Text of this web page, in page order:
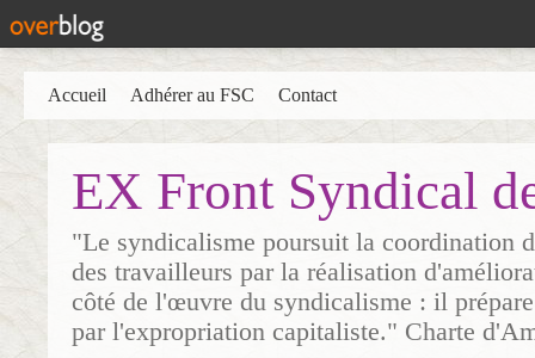
EX Front Syndical
"Le syndicalisme poursuit la coordination
des travailleurs par la réalisation
côté de l'œuvre du syndicalisme : il
par l'expropriation capitaliste." Charte
Accueil Adhérer au FSC Contact